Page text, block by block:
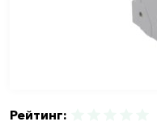
Рейтинг: